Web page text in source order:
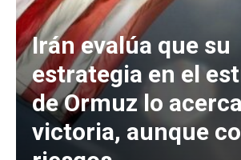
Irán evalúa que su
estrategia en el
de Ormuz lo
victoria, aunque